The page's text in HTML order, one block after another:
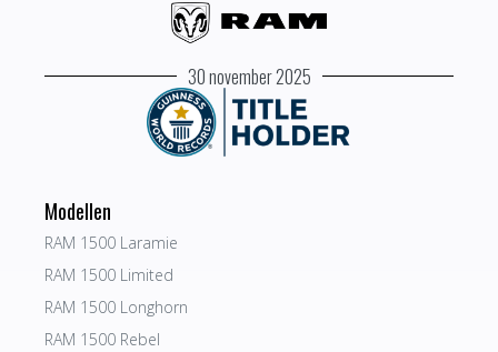
30 november 2025
Modellen
RAM 1500 Laramie
RAM 1500 Limited
RAM 1500 Longhorn
RAM 1500 Rebel